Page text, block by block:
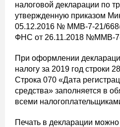
налоговой декларации по
утвержденную приказом
05.12.2016 № ММВ-7-21/
ФНС от 26.11.2018 №ММВ-
При оформлении
налогу за 2019 год строки
Строка 070 «Дата
средства» заполняется в
всеми
Печать в декларации